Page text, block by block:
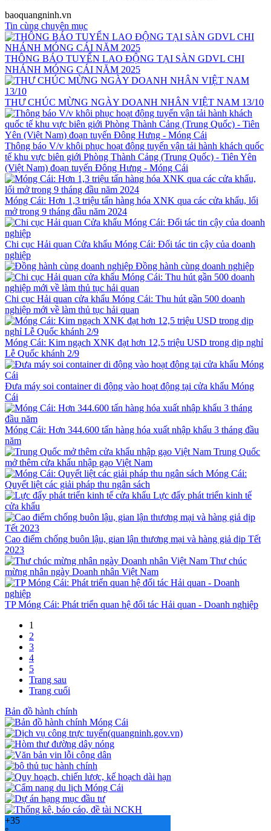
baoquangninh.vn
Tin cùng chuyên mục
THÔNG BÁO TUYỂN LAO ĐỘNG TẠI SÀN GDVL CHI
NHÁNH MÓNG CÁI NĂM 2025
THƯ CHÚC MỪNG NGÀY DOANH NHÂN VIỆT NAM 13/10
Thông báo V/v khôi phục hoạt động tuyến vận tải hành khách quốc
tế khu vực biên giới Phòng Thành Cảng (Trung Quốc) - Tiên Yên
(Việt Nam) đoạn tuyến Đông Hưng - Móng Cái
Móng Cái: Hơn 1,3 triệu tấn hàng hóa XNK qua các cửa khẩu, lối
mở trong 9 tháng đầu năm 2024
Chi cục Hải quan Cửa khẩu Móng Cái: Đối tác tin cậy của doanh
nghiệp
Đồng hành cùng doanh nghiệp
Chi cục Hải quan cửa khẩu Móng Cái: Thu hút gần 500 doanh
nghiệp mới về làm thủ tục hải quan
Móng Cái: Kim ngạch XNK đạt hơn 12,5 triệu USD trong dịp nghỉ
Lễ Quốc khánh 2/9
Đưa máy soi container di động vào hoạt động tại cửa khẩu Móng
Cái
Móng Cái: Hơn 344.600 tấn hàng hóa xuất nhập khẩu 3 tháng đầu
năm
Trung Quốc
mở thêm cửa khẩu nhập gạo Việt Nam
Móng Cái:
Quyết liệt các giải pháp thu ngân sách
Lực đẩy phát triển kinh tế
cửa khẩu
Cao điểm chống buôn lậu, gian lận thương mại và hàng giả dịp Tết
2023
Thư chúc
mừng nhân ngày Doanh nhân Việt Nam
TP Móng Cái: Phát triển quan hệ đối tác Hải quan - Doanh nghiệp
1
2
3
4
5
Trang sau
Trang cuối
Bản đồ hành chính
+35